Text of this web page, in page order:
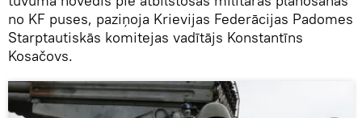
no KF puses, paziņoja Krievijas Federācijas Padomes
Starptautiskās komitejas vadītājs Konstantīns
Kosačovs.